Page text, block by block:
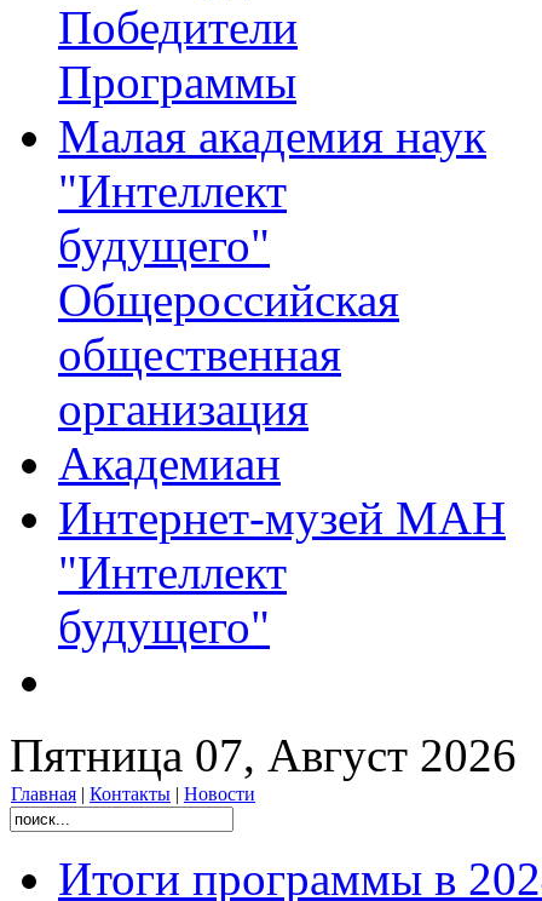
Победители
Программы
Малая академия наук
"Интеллект
будущего"
Общероссийская
общественная
организация
Академиан
Интернет-музей МАН
"Интеллект
будущего"
Пятница 07, Август 2026
Главная | Контакты | Новости
Итоги программы в